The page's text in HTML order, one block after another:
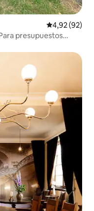
Calificación
4,92 (92)
presupuestos